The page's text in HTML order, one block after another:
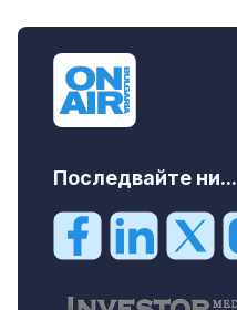
Последвайте ни...